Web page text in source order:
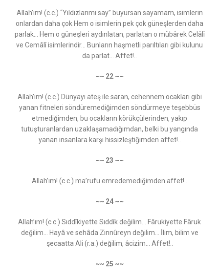
Allah’ım! (c.c.) “Yıldızlarımı say” buyursan sayamam, isimlerin
onlardan daha çok Hem o isimlerin pek çok güneşlerden daha
parlak... Hem o güneşleri aydınlatan, parlatan o mübârek Celâlî
ve Cemâlî isimlerindir... Bunların haşmetli parıltıları gibi kulunu
da parlat... Affet!..
~~ 22 ~~
Allah’ım! (c.c.) Dünyayı ateş ile saran, cehennem ocakları gibi
yanan fitneleri söndüremediğimden söndürmeye teşebbüs
etmediğimden, bu ocakların körükçülerinden, yakıp
tutuşturanlardan uzaklaşamadığımdan, belki bu yangında
yanan insanlara karşı hissizleştiğimden affet!..
~~ 23 ~~
Allah’ım! (c.c.) ma’rufu emredemediğimden affet!..
~~ 24 ~~
Allah’ım! (c.c.) Sıddîkiyette Sıddîk değilim… Fârukiyette Fâruk
değilim… Hayâ ve sehâda Zinnûreyn değilim… İlim, bilim ve
şecaatta Ali (r.a.) değilim, âcizim... Affet!..
~~ 25 ~~